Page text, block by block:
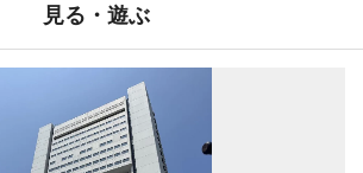
見る・遊ぶ